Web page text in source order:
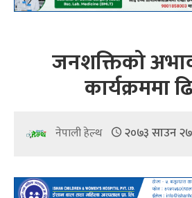
जनशक्तिको
कार्यक्रममा
नेपाली हेल्थ २०७३ साउन